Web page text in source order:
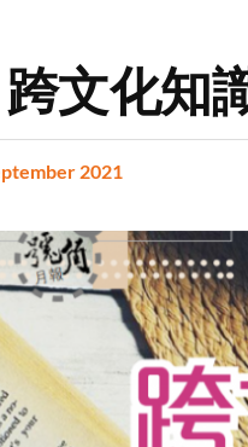
文化知
2021